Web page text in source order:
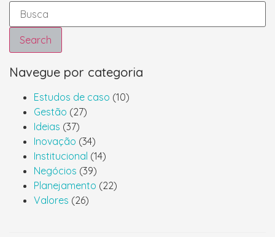
Search
Navegue por categoria
Estudos de caso (10)
Gestão (27)
Ideias (37)
Inovação (34)
Institucional (14)
Negócios (39)
Planejamento (22)
Valores (26)